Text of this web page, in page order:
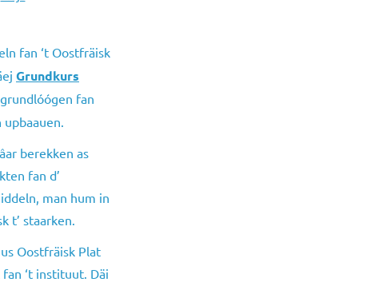
fan ‘t Oostfräisk
Grundkurs
fan
berekken as
fan d’
man hum in
t’ staarken.
Oostfräisk Plat
‘t instituut. Däi